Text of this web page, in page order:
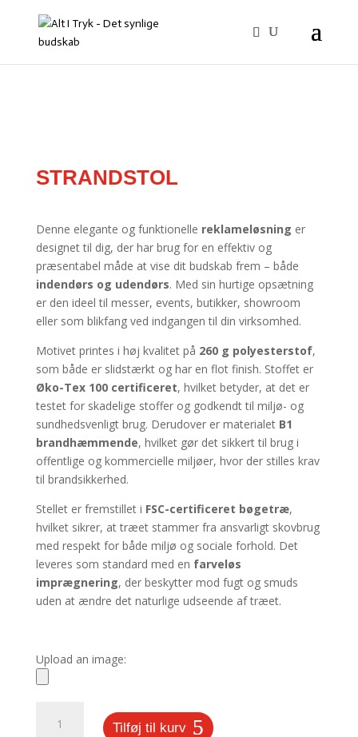
STRANDSTOL
Denne elegante og funktionelle reklameløsning er
designet til dig, der har brug for en effektiv og
præsentabel måde at vise dit budskab frem – både
indendørs og udendørs. Med sin hurtige opsætning
er den ideel til messer, events, butikker, showroom
eller som blikfang ved indgangen til din virksomhed.
Motivet printes i høj kvalitet på 260 g polyesterstof,
som både er slidstærkt og har en flot finish. Stoffet er
Øko-Tex 100 certificeret, hvilket betyder, at det er
testet for skadelige stoffer og godkendt til miljø- og
sundhedsvenligt brug. Derudover er materialet B1
brandhæmmende, hvilket gør det sikkert til brug i
offentlige og kommercielle miljøer, hvor der stilles krav
til brandsikkerhed.
Stellet er fremstillet i FSC-certificeret bøgetræ,
hvilket sikrer, at træet stammer fra ansvarligt skovbrug
med respekt for både miljø og sociale forhold. Det
leveres som standard med en farveløs
imprægnering, der beskytter mod fugt og smuds
uden at ændre det naturlige udseende af træet.
Upload an image:
antal
Tilføj til kurv